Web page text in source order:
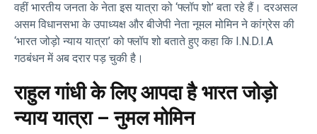
वहीं भारतीय जनता के नेता इस यात्रा को ‘फ्लॉप शो’ बता रहे हैं। दरअसल
असम विधानसभा के उपाध्यक्ष और बीजेपी नेता नूमल मोमिन ने कांग्रेस की
‘भारत जोड़ो न्याय यात्रा’ को फ्लॉप शो बताते हुए कहा कि I.N.D.I.A
गठबंधन में अब दरार पड़ चुकी है।
राहुल गांधी के लिए आपदा है भारत जोड़ो
न्याय यात्रा – नुमल मोमिन